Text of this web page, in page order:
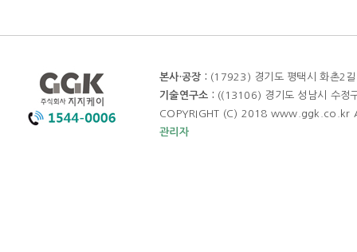
본사·공장 : (17923) 경기도 평택시 화촌
기술연구소 : ((13106) 경기도 성남시 수
COPYRIGHT (C) 2018 www.ggk.co.kr
관리자